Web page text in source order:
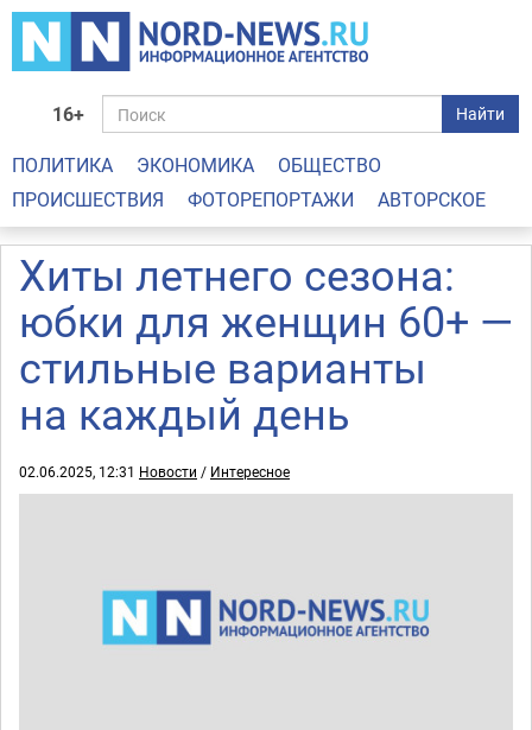
16+ Найти
ПОЛИТИКА ЭКОНОМИКА
ОБЩЕСТВО
ПРОИСШЕСТВИЯ
ФОТОРЕПОРТАЖИ АВТОРСКОЕ
Хиты летнего сезона:
юбки для женщин 60+ —
стильные варианты
на каждый день
02.06.2025, 12:31 Новости / Интересное